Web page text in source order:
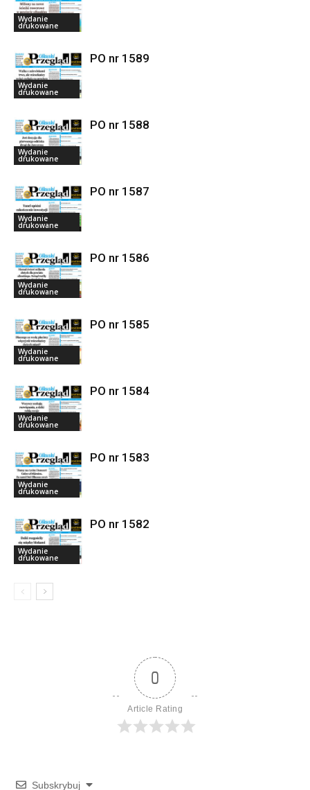
Wydanie
drukowane
Wydanie
drukowane
PO nr 1589
Wydanie
drukowane
PO nr 1588
Wydanie
drukowane
PO nr 1587
Wydanie
drukowane
PO nr 1586
Wydanie
drukowane
PO nr 1585
Wydanie
drukowane
PO nr 1584
Wydanie
drukowane
PO nr 1583
Wydanie
drukowane
PO nr 1582
0
Article Rating
Subskrybuj